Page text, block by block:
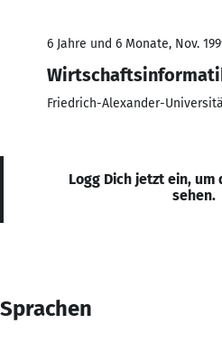
6 Jahre und 6 Monate, Nov.
Friedrich-Alexander-
Logg Dich jetzt ein, um
sehen.
Sprachen